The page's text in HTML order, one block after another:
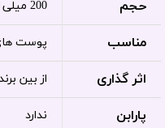
حجم 200 میلی لیتر
مناسب پوست
اثر گذاری از بین
پارابن ندارد